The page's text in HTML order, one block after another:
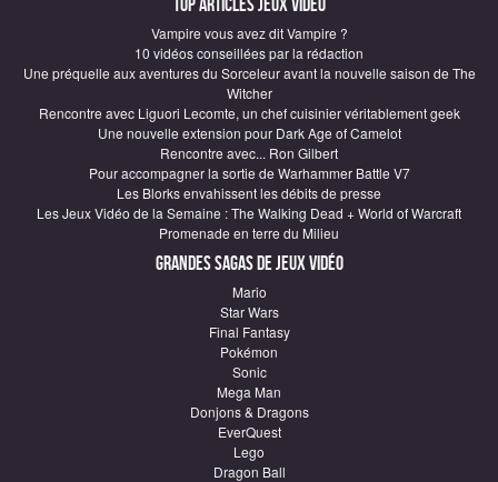
Vampire vous avez dit Vampire ?
10 vidéos conseillées par la rédaction
Une préquelle aux aventures du Sorceleur avant la nouvelle saison de The
Witcher
Rencontre avec Liguori Lecomte, un chef cuisinier véritablement geek
Une nouvelle extension pour Dark Age of Camelot
Rencontre avec... Ron Gilbert
Pour accompagner la sortie de Warhammer Battle V7
Les Blorks envahissent les débits de presse
Les Jeux Vidéo de la Semaine : The Walking Dead + World of Warcraft
Promenade en terre du Milieu
Grandes sagas de Jeux vidéo
Mario
Star Wars
Final Fantasy
Pokémon
Sonic
Mega Man
Donjons & Dragons
EverQuest
Lego
Dragon Ball